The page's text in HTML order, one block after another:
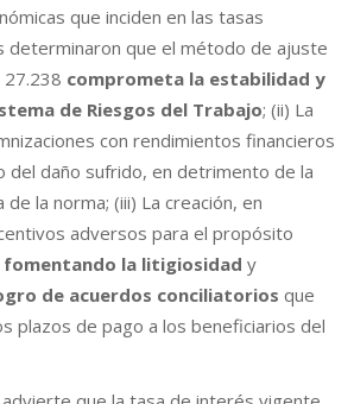
que inciden en las tasas
determinaron que el método de ajuste
comprometa la estabilidad y
de Riesgos del Trabajo; (ii) La
con rendimientos financieros
del daño sufrido, en detrimento de la
la norma; (iii) La creación, en
adversos para el propósito
fomentando la litigiosidad y
de acuerdos conciliatorios que
plazos de pago a los beneficiarios del